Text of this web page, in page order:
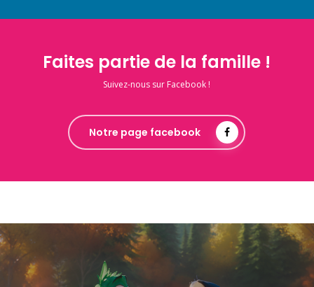
Faites partie de la famille !
Suivez-nous sur Facebook !
Notre page facebook